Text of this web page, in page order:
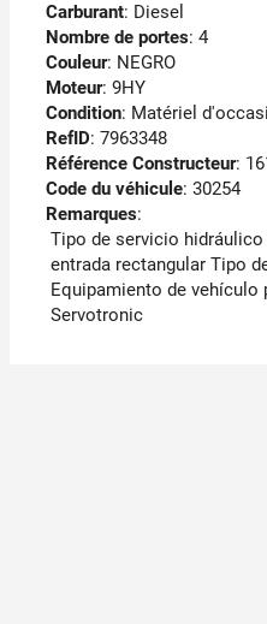
Carburant: Diesel
Nombre de portes: 4
Couleur: NEGRO
Moteur: 9HY
Condition: Matériel
RefID: 7963348
Référence Constructeur:
Code du véhicule: 30254
Remarques:
Tipo de servicio
entrada rectangular Tipo
Equipamiento de
Servotronic